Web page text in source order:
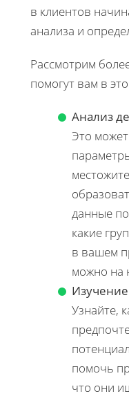
в клиентов
анализа и
Рассмотрим
помогут вам в
Анализ
Это
данные
какие
в вашем
можно на
Узнайте,
помочь
что они